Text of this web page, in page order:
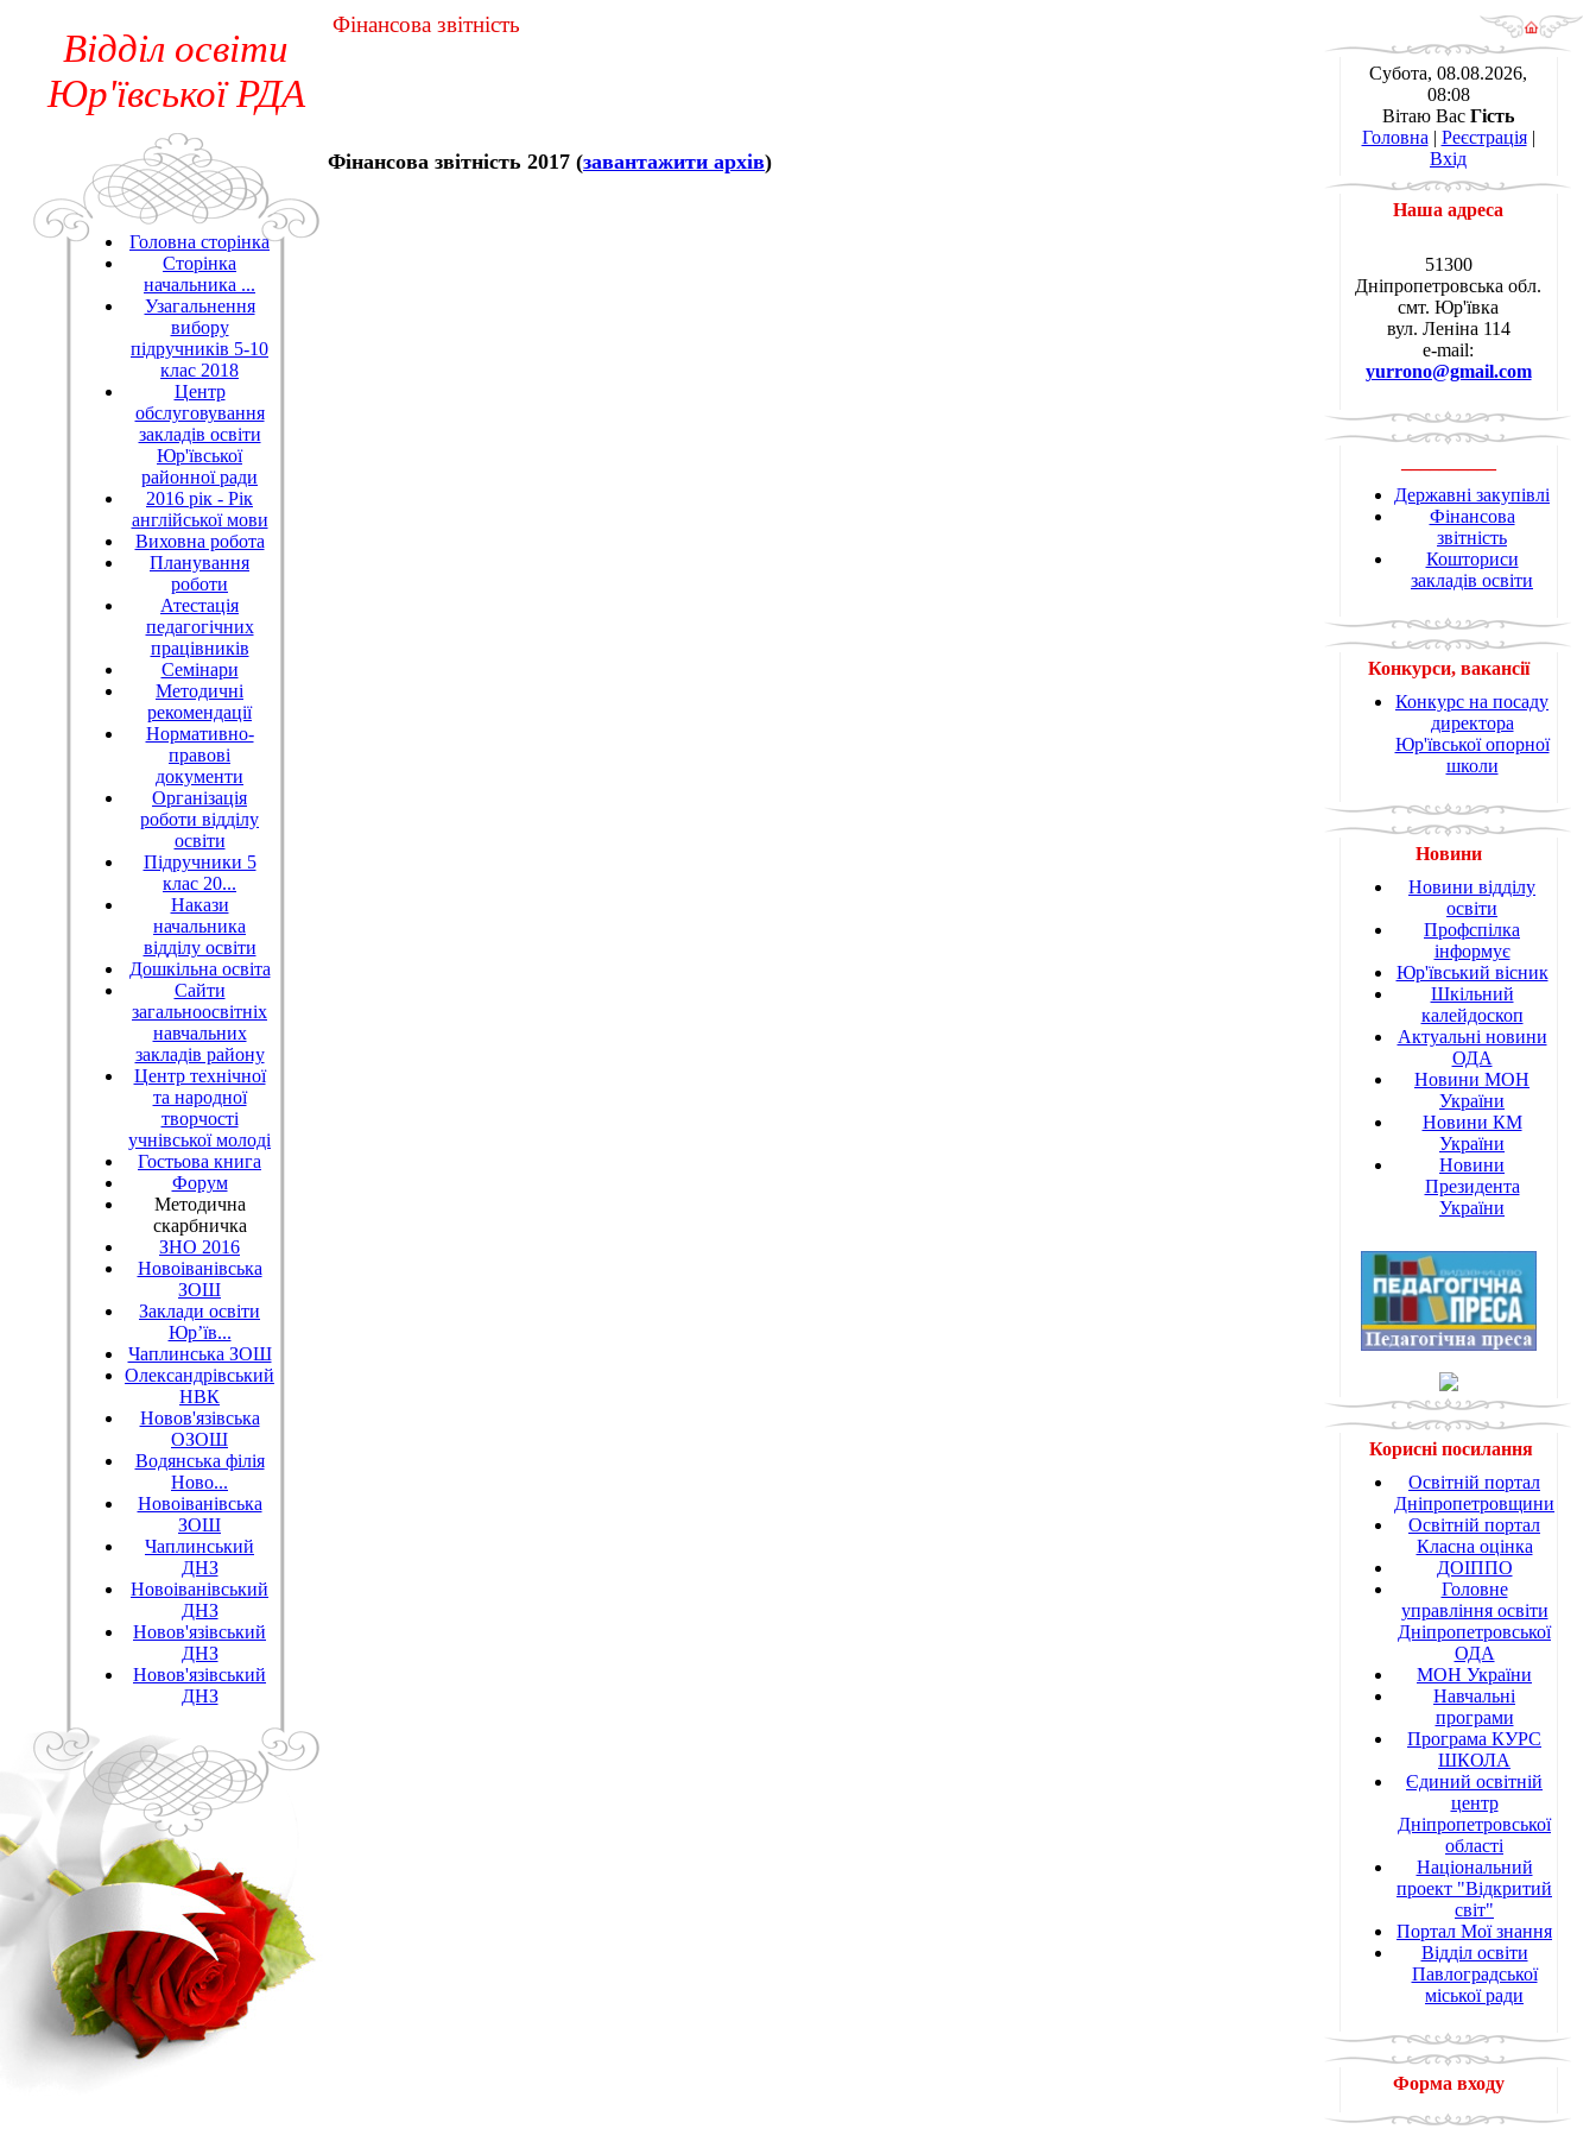
Відділ оcвіти
Юр'ївської РДА
Головна сторінка
Сторінка
начальника ...
Узагальнення
вибору
підручників 5-10
клас 2018
Центр
обслуговування
закладів освіти
Юр'ївської
районної ради
2016 рік - Рік
англійської мови
Виховна робота
Планування
роботи
Атестація
педагогічних
працівників
Семінари
Методичні
рекомендації
Нормативно-
правові
документи
Організація
роботи відділу
освіти
Підручники 5
клас 20...
Накази
начальника
відділу освіти
Дошкільна освіта
Сайти
загальноосвітніх
навчальних
закладів району
Центр технічної
та народної
творчості
учнівської молоді
Гостьова книга
Форум
Методична
скарбничка
ЗНО 2016
Новоіванівська
ЗОШ
Заклади освіти
Юр’їв...
Чаплинська ЗОШ
Олександрівський
НВК
Новов'язівська
ОЗОШ
Водянська філія
Ново...
Новоіванівська
ЗОШ
Чаплинський
ДНЗ
Новоіванівський
ДНЗ
Новов'язівський
ДНЗ
Новов'язівський
ДНЗ
Фінансова звітність
Фінансова звітність 2017 (завантажити архів)
Субота, 08.08.2026,
08:08
Вітаю Вас Гість
Головна | Реєстрація|
Вхід
Наша адреса
51300
Дніпропетровська обл.
смт. Юр'ївка
вул. Леніна 114
e-mail:
yurrono@gmail.com
Державні закупівлі
Фінансова
звітність
Кошториси
закладів освіти
Конкурси, вакансії
Конкурс на посаду
директора
Юр'ївської опорної
школи
Новини
Новини відділу
освіти
Профспілка
інформує
Юр'ївський вісник
Шкільний
калейдоскоп
Актуальні новини
ОДА
Новини МОН
України
Новини КМ
України
Новини
Президента
України
Корисні посилання
Освітній портал
Дніпропетровщини
Освітній портал
Класна оцінка
ДОІППО
Головне
управління освіти
Дніпропетровської
ОДА
МОН України
Навчальні
програми
Програма КУРС
ШКОЛА
Єдиний освітній
центр
Дніпропетровської
області
Національний
проект "Відкритий
світ"
Портал Мої знання
Відділ освіти
Павлоградської
міської ради
Форма входу